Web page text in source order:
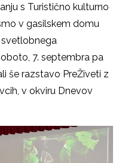
s Turistično kulturno
v gasilskem domu
7. septembra pa
še razstavo PreŽiveti z
v okviru Dnevov